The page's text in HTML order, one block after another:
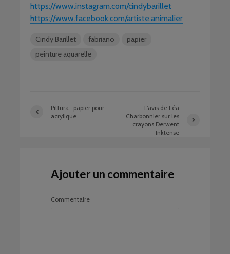
https://www.instagram.com/cindybarillet
https://www.facebook.com/artiste.animalier
Cindy Barillet fabriano
papier
peinture aquarelle
Pittura : papier pour
acrylique
L’avis de Léa
Charbonnier sur les
crayons Derwent
Inktense
Ajouter un commentaire
Commentaire